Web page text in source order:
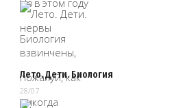
Лето. Дети. Биология
28/07